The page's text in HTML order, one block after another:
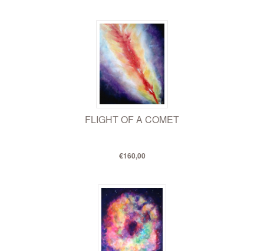
FLIGHT OF A COMET
€160,00